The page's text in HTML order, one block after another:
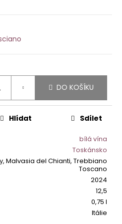
DO KOŠÍKU
bílá vína
Toskánsko
Malvasia del Chianti, Trebbiano
Toscano
2024
12,5
0,75 l
Itálie
Hlídat Sdílet